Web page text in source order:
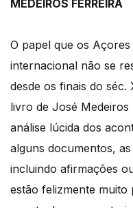
MEDEIROS FERREIRA
O papel que os
internacional não se
desde os finais do séc.
livro de José
análise lúcida dos
alguns documentos,
incluindo afirmações
estão felizmente muito